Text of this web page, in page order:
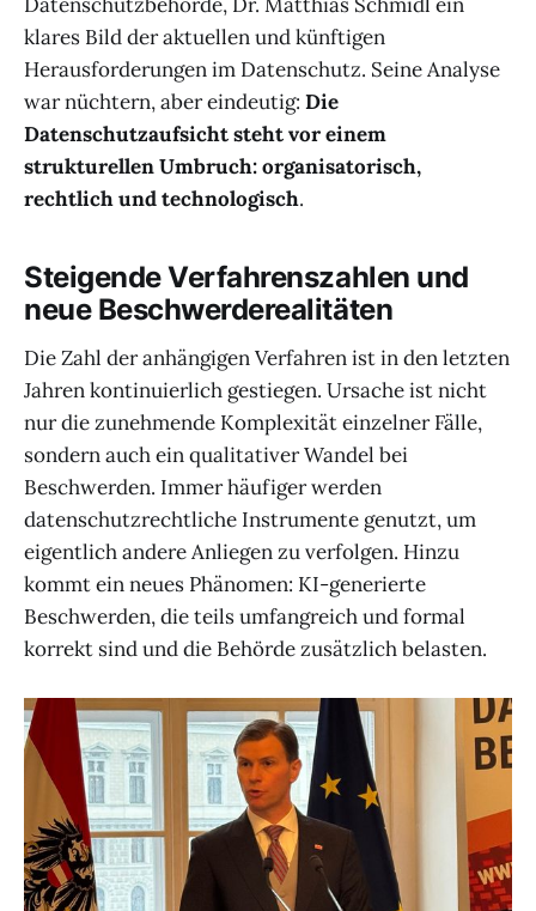
klares Bild der aktuellen und künftigen
Herausforderungen im Datenschutz. Seine Analyse
war nüchtern, aber eindeutig: Die
Datenschutzaufsicht steht vor einem
strukturellen Umbruch: organisatorisch,
rechtlich und technologisch.
Steigende Verfahrenszahlen und
neue Beschwerderealitäten
Die Zahl der anhängigen Verfahren ist in den letzten
Jahren kontinuierlich gestiegen. Ursache ist nicht
nur die zunehmende Komplexität einzelner Fälle,
sondern auch ein qualitativer Wandel bei
Beschwerden. Immer häufiger werden
datenschutzrechtliche Instrumente genutzt, um
eigentlich andere Anliegen zu verfolgen. Hinzu
kommt ein neues Phänomen: KI-generierte
Beschwerden, die teils umfangreich und formal
korrekt sind und die Behörde zusätzlich belasten.